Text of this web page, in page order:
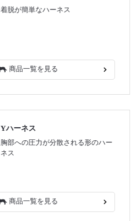
着脱が簡単なハーネス
商品一覧を見る
Yハーネス
胸部への圧力が分散される形のハー
ネス
商品一覧を見る